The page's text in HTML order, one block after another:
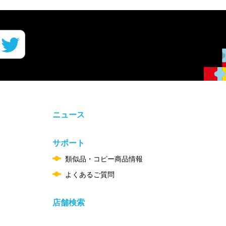
ニュース
サポート
類似品・コピー商品情報
よくあるご質問
店舗検索